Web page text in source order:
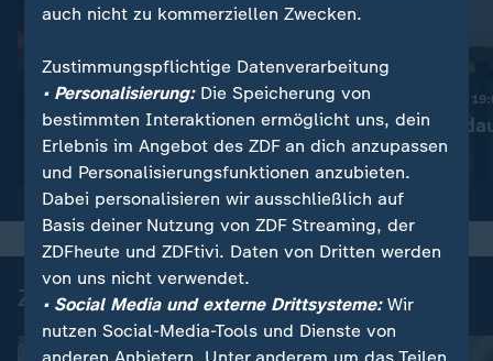
Nachrichten | heute 19:00 Uhr:
Diskussion um bessere
Drohnenabwehr
Nachrichten | heute
Ermittlungen
Video
Zuletzt auf ZDFheute veröffentlicht
auch nicht zu kommerziellen Zwecken.
Zustimmungspflichtige Datenverarbeitung
• Personalisierung:Die Speicherung von
bestimmten Interaktionen ermöglicht uns, dein
Erlebnis im Angebot des ZDF an dich anzupassen
und Personalisierungsfunktionen anzubieten.
Dabei personalisieren wir ausschließlich auf
Basis deiner Nutzung von ZDF Streaming, der
ZDFheute und ZDFtivi. Daten von Dritten werden
von uns nicht verwendet.
• Social Media und externe Drittsysteme:Wir
nutzen Social-Media-Tools und Dienste von
anderen Anbietern. Unter anderem um das Teilen